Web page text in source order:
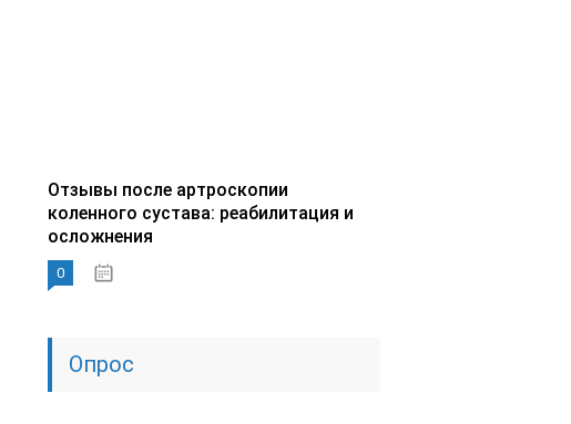
Отзывы после артроскопии
коленного сустава: реабилитация и
осложнения
0
Опрос